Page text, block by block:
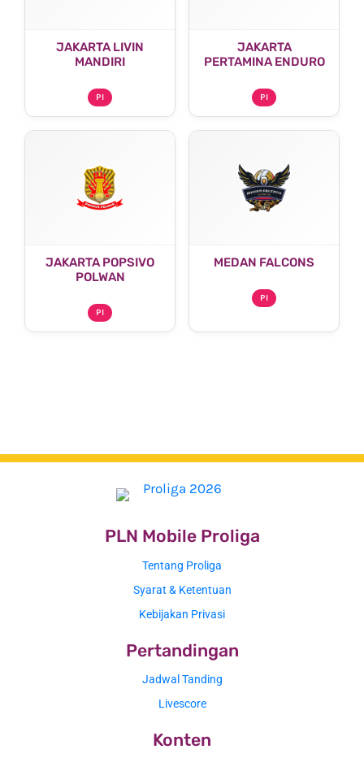
JAKARTA LIVIN
MANDIRI
PI
JAKARTA
PERTAMINA ENDURO
PI
JAKARTA POPSIVO
POLWAN
PI
MEDAN FALCONS
PI
PLN Mobile Proliga
Tentang Proliga
Syarat & Ketentuan
Kebijakan Privasi
Pertandingan
Jadwal Tanding
Livescore
Konten